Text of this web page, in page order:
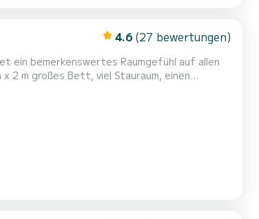
4.6 (27 bewertungen)
ein bemerkenswertes Raumgefühl auf allen
2 m großes Bett, viel Stauraum, einen
Zugang zu einem komfortablen Badezimmer